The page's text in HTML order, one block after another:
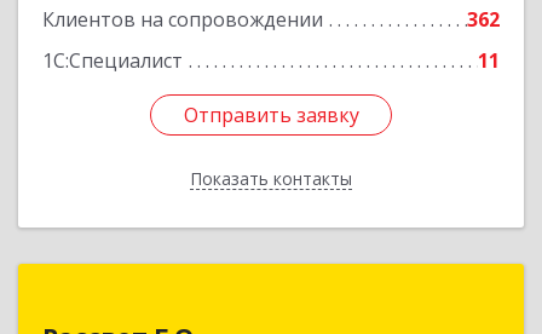
Клиентов на сопровождении
362
1С:Специалист
11
Отправить заявку
Показать контакты
Отправить заявку
Назад